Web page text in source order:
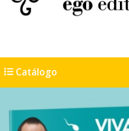
Catálogo